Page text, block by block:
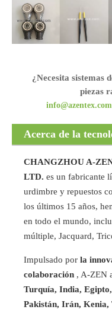
¿Necesita sistemas
piezas
info@azentex.com
Acerca de la
CHANGZHOU A-
LTD. es un fabricante
urdimbre y repuestos
los últimos 15 años,
en todo el mundo,
múltiple, Jacquard,
Impulsado por la
colaboración , A-ZEN
Turquía, India,
Pakistán, Irán, Kenia,